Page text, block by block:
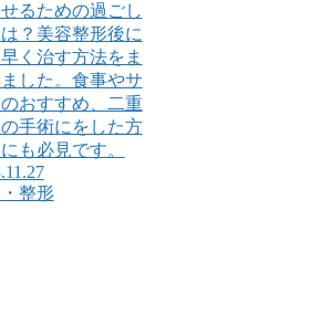
るための過ごし
？美容整形後に
く治す方法をま
した。食事やサ
おすすめ、二重
手術にをした方
も必見です。
整形